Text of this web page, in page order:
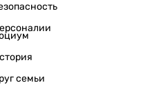
семьи